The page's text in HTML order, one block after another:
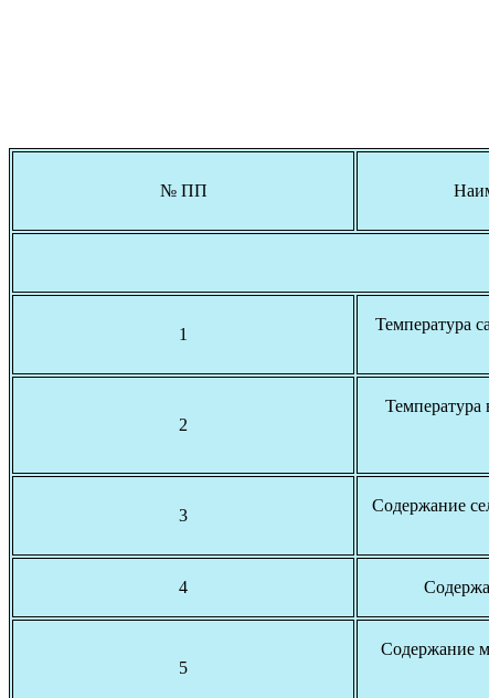
№ ПП
1
Температура
2
3
Содержание
4
5
Содержание